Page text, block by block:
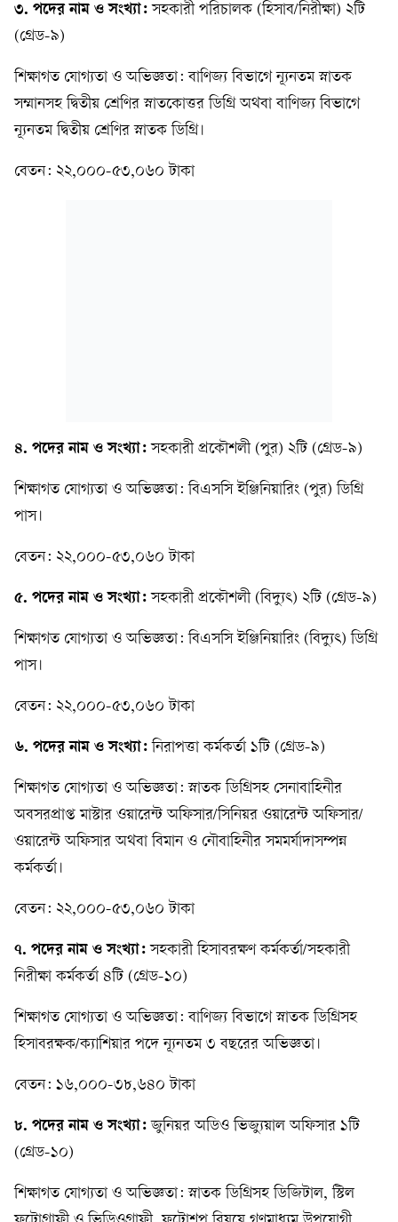
৩. পদের নাম ও সংখ্যা: সহকারী পরিচালক (হিসাব/নিরীক্ষা) ২টি
(গ্রেড-৯)
শিক্ষাগত যোগ্যতা ও অভিজ্ঞতা: বাণিজ্য বিভাগে ন্যূনতম স্নাতক
সম্মানসহ দ্বিতীয় শ্রেণির স্নাতকোত্তর ডিগ্রি অথবা বাণিজ্য বিভাগে
ন্যূনতম দ্বিতীয় শ্রেণির স্নাতক ডিগ্রি।
বেতন: ২২,০০০-৫৩,০৬০ টাকা
৪. পদের নাম ও সংখ্যা: সহকারী প্রকৌশলী (পুর) ২টি (গ্রেড-৯)
শিক্ষাগত যোগ্যতা ও অভিজ্ঞতা: বিএসসি ইঞ্জিনিয়ারিং (পুর) ডিগ্রি
পাস।
বেতন: ২২,০০০-৫৩,০৬০ টাকা
৫. পদের নাম ও সংখ্যা:সহকারী প্রকৌশলী (বিদ্যুৎ) ২টি (গ্রেড-৯)
শিক্ষাগত যোগ্যতা ও অভিজ্ঞতা: বিএসসি ইঞ্জিনিয়ারিং (বিদ্যুৎ) ডিগ্রি
পাস।
বেতন: ২২,০০০-৫৩,০৬০ টাকা
৬. পদের নাম ও সংখ্যা:নিরাপত্তা কর্মকর্তা ১টি (গ্রেড-৯)
শিক্ষাগত যোগ্যতা ও অভিজ্ঞতা: স্নাতক ডিগ্রিসহ সেনাবাহিনীর
অবসরপ্রাপ্ত মাস্টার ওয়ারেন্ট অফিসার/সিনিয়র ওয়ারেন্ট অফিসার/
ওয়ারেন্ট অফিসার অথবা বিমান ও নৌবাহিনীর সমমর্যাদাসম্পন্ন
কর্মকর্তা।
বেতন: ২২,০০০-৫৩,০৬০ টাকা
৭. পদের নাম ও সংখ্যা: সহকারী হিসাবরক্ষণ কর্মকর্তা/সহকারী
নিরীক্ষা কর্মকর্তা ৪টি (গ্রেড-১০)
শিক্ষাগত যোগ্যতা ও অভিজ্ঞতা: বাণিজ্য বিভাগে স্নাতক ডিগ্রিসহ
হিসাবরক্ষক/ক্যাশিয়ার পদে ন্যূনতম ৩ বছরের অভিজ্ঞতা।
বেতন: ১৬,০০০-৩৮,৬৪০ টাকা
৮. পদের নাম ও সংখ্যা: জুনিয়র অডিও ভিজ্যুয়াল অফিসার ১টি
(গ্রেড-১০)
শিক্ষাগত যোগ্যতা ও অভিজ্ঞতা: স্নাতক ডিগ্রিসহ ডিজিটাল, স্টিল